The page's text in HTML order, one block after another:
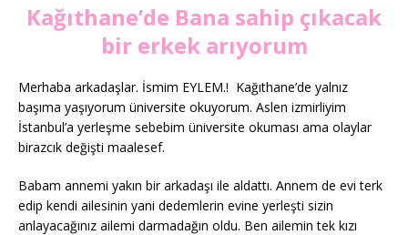
Kağıthane’de Bana sahip çıkacak
bir erkek arıyorum
Merhaba arkadaşlar. İsmim EYLEM.! Kağıthane’de yalnız
başıma yaşıyorum üniversite okuyorum. Aslen izmirliyim
İstanbul’a yerleşme sebebim üniversite okuması ama olaylar
birazcık değişti maalesef.
Babam annemi yakın bir arkadaşı ile aldattı. Annem de evi terk
edip kendi ailesinin yani dedemlerin evine yerleşti sizin
anlayacağınız ailemi darmadağın oldu. Ben ailemin tek kızı